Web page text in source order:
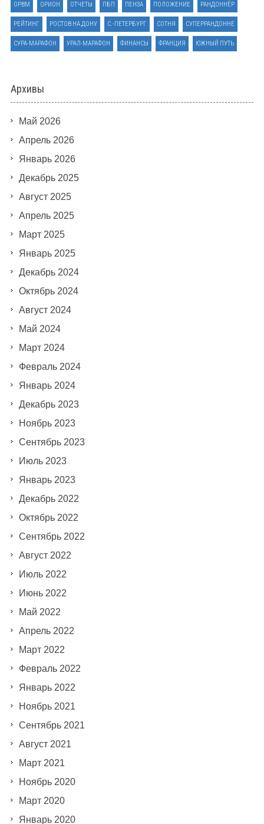
ОРВМ ОРИОН ОТЧЕТЫ ПБП ПЕНЗА ПОЛОЖЕНИЕ РАНДОННЁР
РЕЙТИНГ РОСТОВ НА ДОНУ С.-ПЕТЕРБУРГ СОТНЯ СУПЕРРАНДОННЕ
СУРА-МАРАФОН УРАЛ-МАРАФОН ФИНАНСЫ ФРАНЦИЯ ЮЖНЫЙ ПУТЬ
Архивы
Май 2026
Апрель 2026
Январь 2026
Декабрь 2025
Август 2025
Апрель 2025
Март 2025
Январь 2025
Декабрь 2024
Октябрь 2024
Август 2024
Май 2024
Март 2024
Февраль 2024
Январь 2024
Декабрь 2023
Ноябрь 2023
Сентябрь 2023
Июль 2023
Январь 2023
Декабрь 2022
Октябрь 2022
Сентябрь 2022
Август 2022
Июль 2022
Июнь 2022
Май 2022
Апрель 2022
Март 2022
Февраль 2022
Январь 2022
Ноябрь 2021
Сентябрь 2021
Август 2021
Март 2021
Ноябрь 2020
Март 2020
Январь 2020